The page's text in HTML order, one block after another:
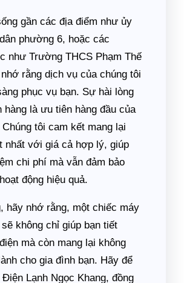
gần các địa điểm như ủy
phường 6, hoặc các
như Trường THCS Phạm Thế
rằng dịch vụ của chúng tôi
phục vụ bạn. Sự hài lòng
hàng là ưu tiên hàng đầu của
tôi cam kết mang lại
nhất với giá cả hợp lý, giúp
chi phí mà vẫn đảm bảo
động hiệu quả.
hãy nhớ rằng, một chiếc máy
không chỉ giúp bạn tiết
mà còn mang lại không
cho gia đình bạn. Hãy để
Lạnh Ngọc Khang, đồng